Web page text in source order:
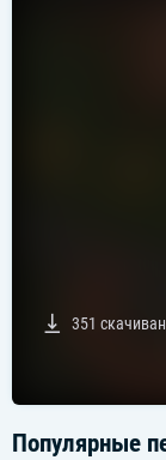
351
Популярные